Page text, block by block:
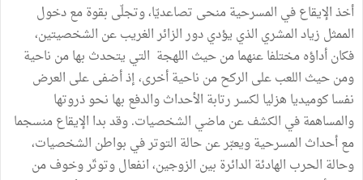
أخذ الإيقاع في المسرحية منحى تصاعديّا، وتجلّى بقوة مع دخول
الممثل زياد المشري الذي يؤدي دور الزائر الغريب عن الشخصيتين،
فكان أداؤه مختلفا عنهما من حيث اللهجة التي يتحدث بها من ناحية
ومن حيث اللعب على الركح من ناحية أخرى، إذ أضفى على العرض
نفسا كوميديا هزليا لكسر رتابة الأحداث والدفع بها نحو ذروتها
والمساهمة في الكشف عن ماضي الشخصيات. وقد بدا الإيقاع منسجما
مع أحداث المسرحية ويعبّر عن حالة التوتر في بواطن الشخصيات،
وحالة الحرب الهادئة الدائرة بين الزوجين، انفعال وتوتّر وخوف من